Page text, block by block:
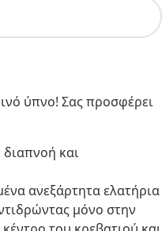
ύπνο! Σας προσφέρει
και
ανεξάρτητα ελατήρια
μόνο στην